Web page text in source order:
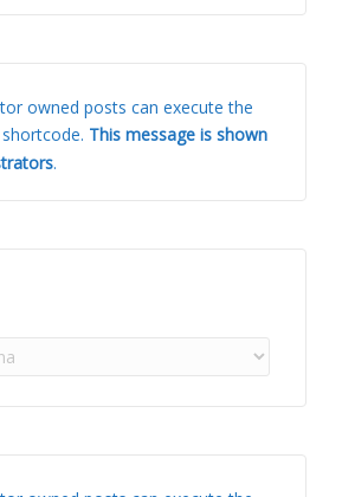
owned posts can execute the
shortcode. This message is shown
.